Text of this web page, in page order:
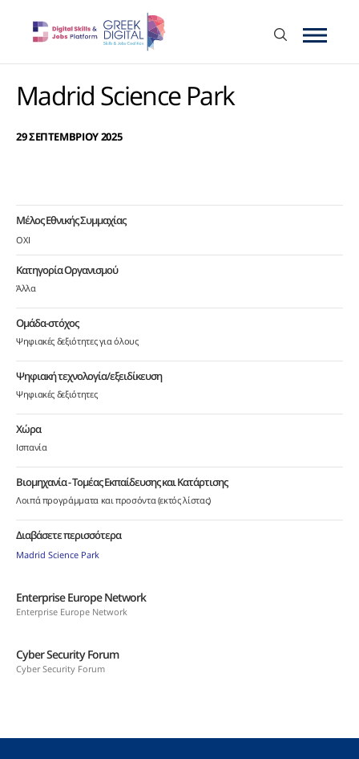
Madrid Science Park
29 ΣΕΠΤΕΜΒΡΙΟΥ 2025
Μέλος Εθνικής Συμμαχίας
ΟΧΙ
Κατηγορία Οργανισμού
Άλλα
Ομάδα-στόχος
Ψηφιακές δεξιότητες για όλους
Ψηφιακή τεχνολογία/εξειδίκευση
Ψηφιακές δεξιότητες
Χώρα
Ισπανία
Βιομηχανία - Τομέας Εκπαίδευσης και Κατάρτισης
Λοιπά προγράμματα και προσόντα (εκτός λίστας)
Διαβάσετε περισσότερα
Madrid Science Park
Enterprise Europe Network
Enterprise Europe Network
Cyber Security Forum
Cyber Security Forum